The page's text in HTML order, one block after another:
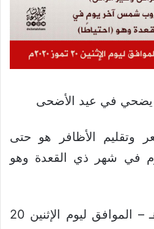
يضحي في عيد الأضحى
الأظافر هو حتى
في شهر ذي القعدة وهو
29 ذي القعدة 1441هـ – الموافق ليوم الإثنين 20